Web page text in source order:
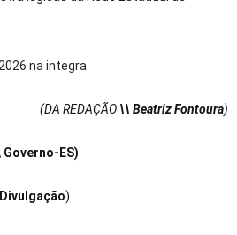
na integra.
(DA REDAÇÃO \\ Beatriz Fontoura)
ES)
)